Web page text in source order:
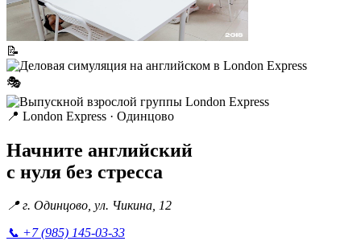
📝
🎭
📍 London Express · Одинцово
Начните английский
с нуля без стресса
📍г. Одинцово, ул. Чикина, 12
📞 +7 (985) 145-03-33